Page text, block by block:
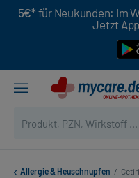
5€* für Neukunden: Im
Jetzt
Allergie & Heuschnupfen /